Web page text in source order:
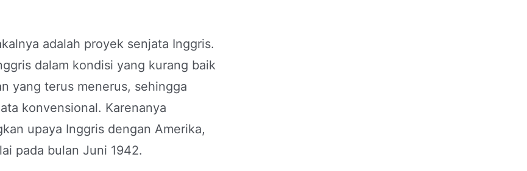
adalah proyek senjata Inggris.
dalam kondisi yang kurang baik
yang terus menerus, sehingga
konvensional. Karenanya
upaya Inggris dengan Amerika,
pada bulan Juni 1942.